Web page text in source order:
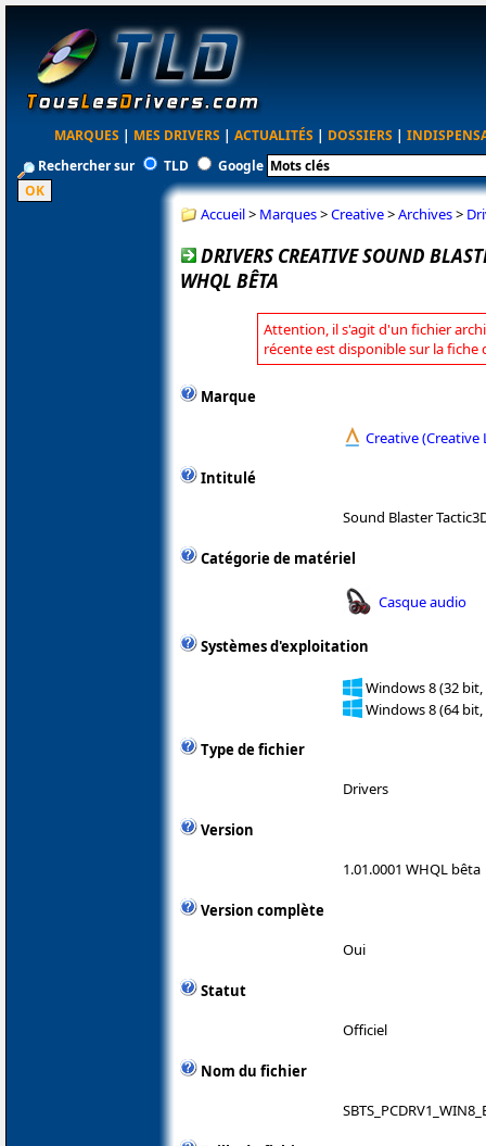
MARQUES | MES DRIVERS | ACTUALITÉS | DOSSIERS |
Rechercher sur
TLD Google
Accueil> Marques>Creative>Archives>
DRIVERS CREATIVE SOUND
WHQL BÊTA
Attention, il s'agit d'un fichier
récente est disponible sur la fiche
Marque
Creative (Creative
Intitulé
Sound Blaster
Catégorie de matériel
Casque audio
Systèmes d'exploitation
Windows 8 (32 bit,
Windows 8 (64 bit,
Type de fichier
Drivers
Version
1.01.0001 WHQL bêta
Version complète
Oui
Statut
Officiel
Nom du fichier